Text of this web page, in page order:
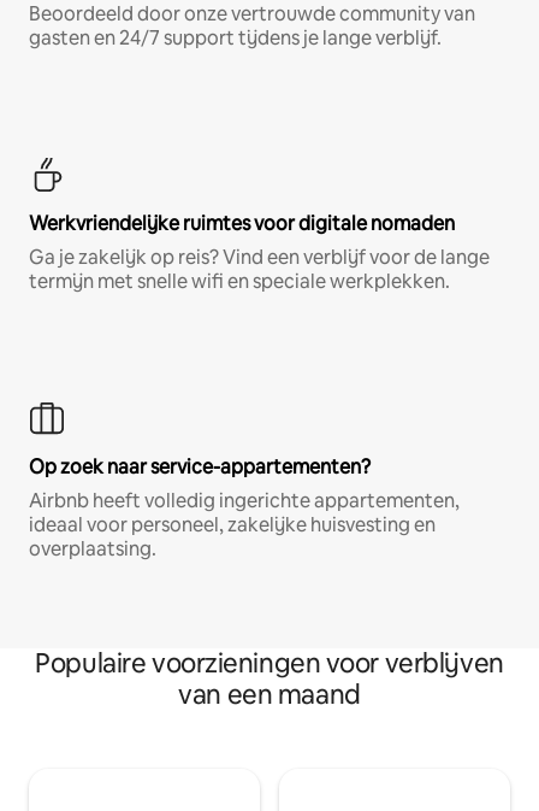
Beoordeeld door onze vertrouwde community van
gasten en 24/7 support tijdens je lange verblijf.
Werkvriendelijke ruimtes voor digitale nomaden
Ga je zakelijk op reis? Vind een verblijf voor de lange
termijn met snelle wifi en speciale werkplekken.
Op zoek naar service-appartementen?
Airbnb heeft volledig ingerichte appartementen,
ideaal voor personeel, zakelijke huisvesting en
overplaatsing.
Populaire voorzieningen voor verblijven
van een maand